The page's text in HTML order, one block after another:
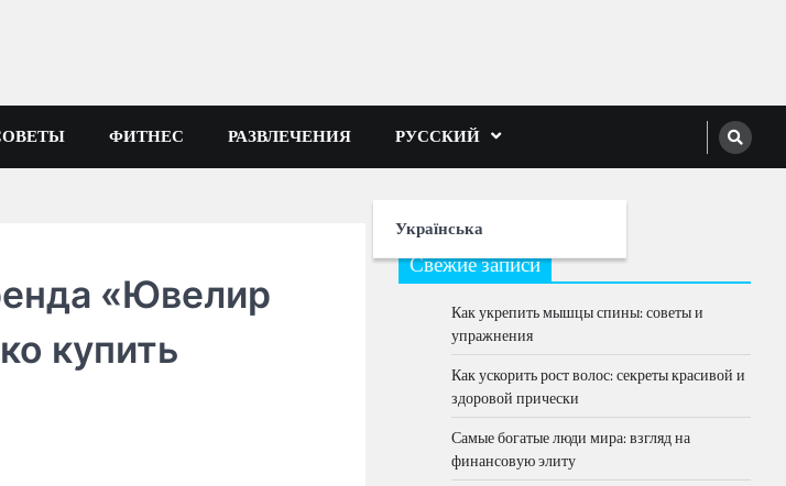
ФИТНЕС РАЗВЛЕЧЕНИЯ РУССКИЙ
Українська
«Ювелир
купить
Свежие записи
Как укрепить мышцы спины: советы и
упражнения
Как ускорить рост волос: секреты красивой и
здоровой прически
Самые богатые люди мира: взгляд на
финансовую элиту